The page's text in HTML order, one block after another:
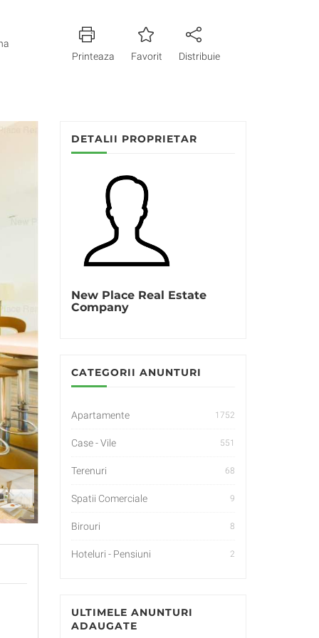
Printeaza
Favorit Distribuie
DETALII PROPRIETAR
New Place Real Estate
Company
CATEGORII ANUNTURI
Apartamente 1752
Case - Vile 551
Terenuri 68
Spatii Comerciale 9
Birouri 8
Hoteluri - Pensiuni 2
ULTIMELE ANUNTURI
ADAUGATE